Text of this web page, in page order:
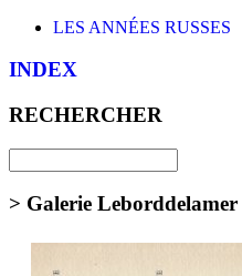
LES ANNÉES RUSSES
INDEX
RECHERCHER
> Galerie Leborddelamer